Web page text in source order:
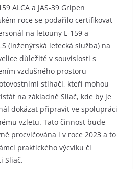
ALCA a JAS-39 Gripen
roce se podařilo certifikovat
na letouny L-159 a
(inženýrská letecká služba) na
důležité v souvislosti s
vzdušného prostoru
stíhači, kteří mohou
na základně Sliač, kde by je
dokázat připravit ve spolupráci
vzletu. Tato činnost bude
procvičována i v roce 2023 a to
praktického výcviku či
Sliač.